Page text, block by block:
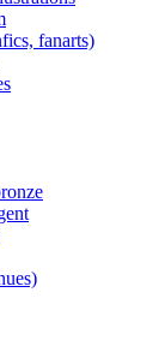
fanarts)